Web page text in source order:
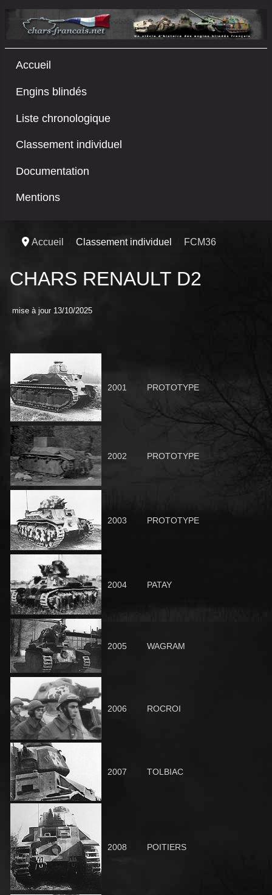
Accueil
Engins blindés
Liste chronologique
Classement individuel
Documentation
Mentions
Accueil Classement individuel FCM36
CHARS RENAULT D2
mise à jour 13/10/2025
2001 PROTOTYPE
2002 PROTOTYPE
2003 PROTOTYPE
2004 PATAY
2005 WAGRAM
2006 ROCROI
2007 TOLBIAC
2008 POITIERS